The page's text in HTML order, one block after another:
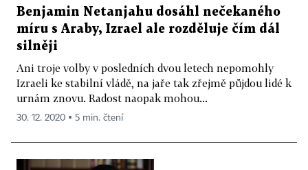
Benjamin Netanjahu dosáhl nečekaného
míru s Araby, Izrael ale rozděluje čím dál
silněji
Ani troje volby v posledních dvou letech nepomohly
Izraeli ke stabilní vládě, na jaře tak zřejmě půjdou lidé k
urnám znovu. Radost naopak mohou...
30. 12. 2020 ▪ 5 min. čtení